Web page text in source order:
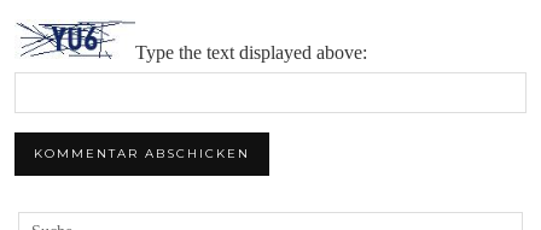
Type the text displayed above: